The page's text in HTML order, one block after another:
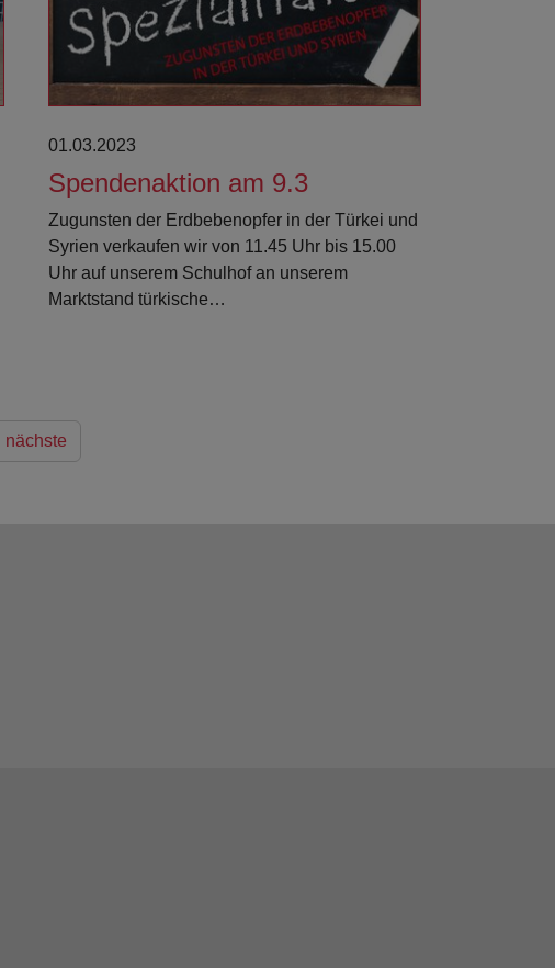
01.03.2023
Spendenaktion am 9.3
Zugunsten der Erdbebenopfer in der Türkei und
Syrien verkaufen wir von 11.45 Uhr bis 15.00
Uhr auf unserem Schulhof an unserem
Marktstand türkische…
nächste